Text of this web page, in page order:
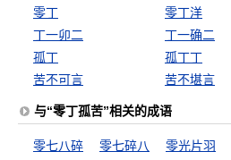
零丁 零丁洋
丁一卯二
丁一确二
孤丁
孤丁丁
苦不可言
苦不堪言
与“零丁孤苦”相关的成语
零七八碎 零七碎八 零光片羽